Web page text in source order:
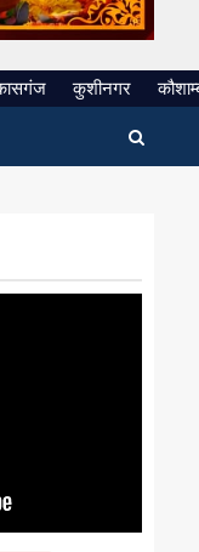
कुशीनगर